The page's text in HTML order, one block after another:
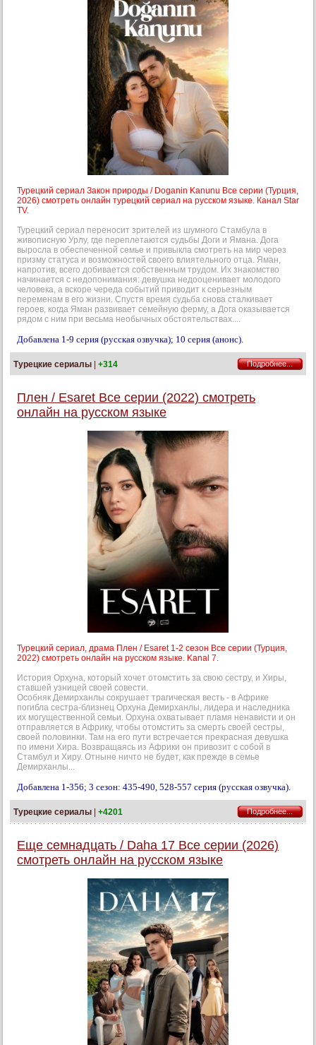
Турецкий сериал Закон природы / Doganin Kanunu Все серии (Турция,
2026) смотреть онлайн турецкий сериал на русском языке. Канал Star
TV.
Турецкий сериал переносит зрителей из шумного Стамбула в
живописную Урлу, где переплетаются судьбы Доги и Ямана. Дога
выросла в обеспеченной семье и привыкла смотреть на мир через
призму статуса и возможностей своего влиятельного отца. Яман,
напротив, всего добивается собственным трудом. Их знакомство
начинается с недопонимания: девушка недооценивает молодого
человека, а вскоре череда событий приводит к серьезным
переменам в его жизни. Спустя время судьба снова сталкивает
героев, когда Яман развивает семейную ферму, а Дога оказывается
рядом с ним при весьма необычных обстоятельствах....
Добавлена 1-9 серия (русская озвучка); 10 серия (анонс).
Турецкие сериалы +314 Подробнее...
Плен / Esaret Все серии (2022) смотреть
онлайн на русском языке
Турецкий сериал, драма Плен / Esaret 1-2 сезон Все серии (Турция,
2022) смотреть онлайн на русском языке. Kanal 7.
История Орхуна, который хочет отомстить за свою сестру, и Хиры,
ставшей узницей своей совести.
Особняк Демирханлы сокрушает трагическая весть - в Африке
погибла сестра-близнец Орхуна Демирханлы, лидера и наследника
их могущественной семьи. Орхуна охватывает пламя ненависти и он
отправляется в Африку, чтобы отомстить за смерть своей сестры,
своей половинки. Там на его пути встречается прекрасная девушка
по имени Хира. Возвращаясь из Африки он привозит с собой в
Стамбул и Хиру. Отныне ничто не будет, как прежде в семье
Демирханлы...
Добавлена 1-356; 3 сезон: 435-490, 528-557 серия (русская озвучка).
Турецкие сериалы | +4201 Подробнее...
Еще семнадцать / Daha 17 Все серии (2026)
смотреть онлайн на русском языке